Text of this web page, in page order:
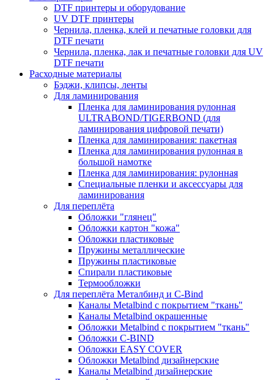
DTF принтеры и оборудование
UV DTF принтеры
Чернила, пленка, клей и печатные головки для
DTF печати
Чернила, пленка, лак и печатные головки для UV
DTF печати
Расходные материалы
Бэджи, клипсы, ленты
Для ламинирования
Пленка для ламинирования рулонная
ULTRABOND/TIGERBOND (для
ламинирования цифровой печати)
Пленка для ламинирования: пакетная
Пленка для ламинирования рулонная в
большой намотке
Пленка для ламинирования: рулонная
Специальные пленки и аксессуары для
ламинирования
Для переплёта
Обложки "глянец"
Обложки картон "кожа"
Обложки пластиковые
Пружины металлические
Пружины пластиковые
Спирали пластиковые
Термообложки
Для переплёта Металбинд и C-Bind
Каналы Metalbind с покрытием "ткань"
Каналы Metalbind окрашенные
Обложки Metalbind с покрытием "ткань"
Обложки C-BIND
Обложки EASY COVER
Обложки Metalbind дизайнерские
Каналы Metalbind дизайнерские